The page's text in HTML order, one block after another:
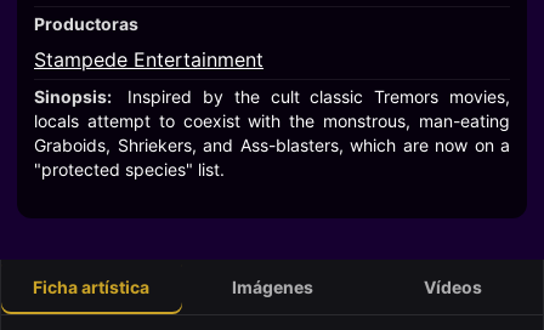
Productoras
Stampede Entertainment
Sinopsis:
Inspired by the cult classic Tremors movies,
locals attempt to coexist with the monstrous, man-eating
Graboids, Shriekers, and Ass-blasters, which are now on a
"protected species" list.
Ficha artística Imágenes Vídeos